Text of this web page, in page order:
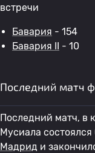
встречи
Бавария - 154
Бавария II - 10
Последний матч
Последний матч, в
Мусиала
Мадрид и